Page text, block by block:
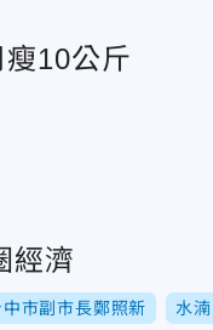
10公斤
經濟
中市副市長鄭照新 水湳